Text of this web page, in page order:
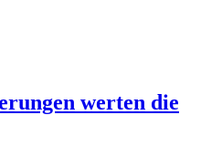
werten die